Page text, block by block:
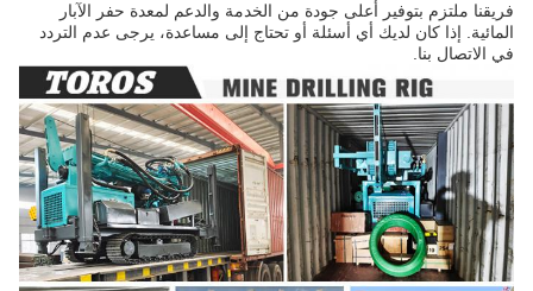
فريقنا ملتزم بتوفير أعلى جودة من الخدمة والدعم لمعدة حفر الآبار
المائية. إذا كان لديك أي أسئلة أو تحتاج إلى مساعدة، يرجى عدم التردد
في الاتصال بنا.